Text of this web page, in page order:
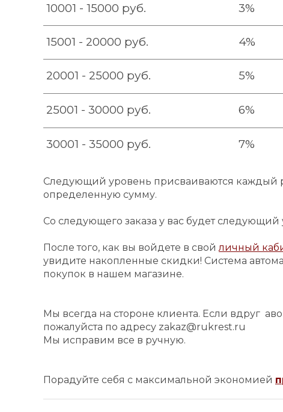
10001 - 15000 руб. 3%
15001 - 20000 руб. 4%
20001 - 25000 руб. 5%
25001 - 30000 руб. 6%
30001 - 35000 руб. 7%
Следующий уровень присваиваются каждый
определенную сумму.
Со следующего заказа у вас будет следующий
После того, как вы войдете в свойличный
увидите накопленные скидки! Система
покупок в нашем магазине.
Мы всегда на стороне клиента. Если вдруг
пожалуйста по адресу zakaz@rukrest.ru
Мы исправим все в ручную.
Порадуйте себя с максимальной экономией